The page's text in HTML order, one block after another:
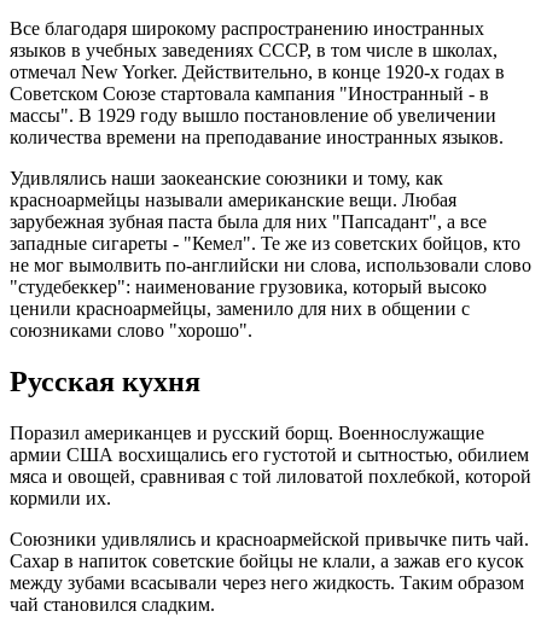
Все благодаря широкому распространению иностранных
языков в учебных заведениях СССР, в том числе в школах,
отмечал New Yorker. Действительно, в конце 1920-х годах в
Советском Союзе стартовала кампания "Иностранный - в
массы". В 1929 году вышло постановление об увеличении
количества времени на преподавание иностранных языков.
Удивлялись наши заокеанские союзники и тому, как
красноармейцы называли американские вещи. Любая
зарубежная зубная паста была для них "Папсадант", а все
западные сигареты - "Кемел". Те же из советских бойцов, кто
не мог вымолвить по-английски ни слова, использовали слово
"студебеккер": наименование грузовика, который высоко
ценили красноармейцы, заменило для них в общении с
союзниками слово "хорошо".
Русская кухня
Поразил американцев и русский борщ. Военнослужащие
армии США восхищались его густотой и сытностью, обилием
мяса и овощей, сравнивая с той лиловатой похлебкой, которой
кормили их.
Союзники удивлялись и красноармейской привычке пить чай.
Сахар в напиток советские бойцы не клали, а зажав его кусок
между зубами всасывали через него жидкость. Таким образом
чай становился сладким.